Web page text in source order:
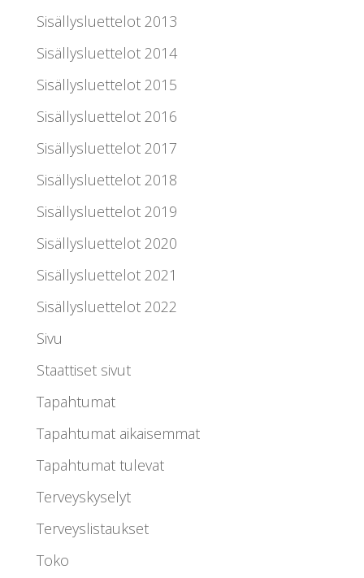
Sisällysluettelot 2013
Sisällysluettelot 2014
Sisällysluettelot 2015
Sisällysluettelot 2016
Sisällysluettelot 2017
Sisällysluettelot 2018
Sisällysluettelot 2019
Sisällysluettelot 2020
Sisällysluettelot 2021
Sisällysluettelot 2022
Sivu
Staattiset sivut
Tapahtumat
Tapahtumat aikaisemmat
Tapahtumat tulevat
Terveyskyselyt
Terveyslistaukset
Toko